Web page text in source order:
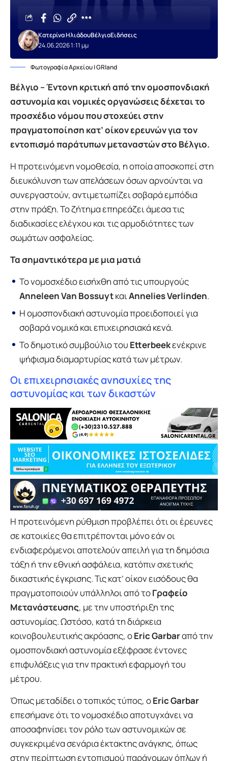
24.06.2026 1:11 μμ
Κατερίνα ΗλιάδουΒέλγιοΕιδήσεις
Φωτογραφία Αρχείου | GRland
Βέλγιο – Έντονη κριτική από την ομοσπονδιακή
αστυνομία και νομικές οργανώσεις δέχεται το
προσχέδιο νόμου που στοχεύει στην
πραγματοποίηση κατ’ οίκον ερευνών για τον
εντοπισμό παράτυπων μεταναστών στο Βέλγιο.
Η προτεινόμενη νομοθεσία, η οποία αποσκοπεί στη
διευκόλυνση των απελάσεων όσων αρνούνται να
συνεργαστούν, αντιμετωπίζει σοβαρά εμπόδια
στην πράξη. Το ζήτημα επηρεάζει άμεσα τις
διαδικασίες ελέγχου και τις αρμοδιότητες των
σωμάτων ασφαλείας.
Τα σημαντικότερα με μια ματιά
Το νομοσχέδιο εισήχθη από τις υπουργούς
Anneleen Van Bossuytκαι Annelies Verlinden.
Η ομοσπονδιακή αστυνομία προειδοποιεί για
σοβαρά νομικά και επιχειρησιακά κενά.
Το δημοτικό συμβούλιο του Etterbeekενέκρινε
ψήφισμα διαμαρτυρίας κατά των μέτρων.
Οι επιχειρησιακές ανησυχίες της
αστυνομίας και των δικαστών
Η προτεινόμενη ρύθμιση προβλέπει ότι οι έρευνες
σε κατοικίες θα επιτρέπονται μόνο εάν οι
ενδιαφερόμενοι αποτελούν απειλή για τη δημόσια
τάξη ή την εθνική ασφάλεια, κατόπιν σχετικής
δικαστικής έγκρισης. Τις κατ’ οίκον εισόδους θα
πραγματοποιούν υπάλληλοι από τοΓραφείο
Μετανάστευσης, με την υποστήριξη της
αστυνομίας. Ωστόσο, κατά τη διάρκεια
κοινοβουλευτικής ακρόασης, οEric Garbarαπό την
ομοσπονδιακή αστυνομία εξέφρασε έντονες
επιφυλάξεις για την πρακτική εφαρμογή του
μέτρου.
Όπως μεταδίδει ο τοπικός τύπος, οEric Garbar
επεσήμανε ότι το νομοσχέδιο αποτυγχάνει να
αποσαφηνίσει τον ρόλο των αστυνομικών σε
συγκεκριμένα σενάρια έκτακτης ανάγκης, όπως
στην περίπτωση εντοπισμού παράνομων όπλων ή